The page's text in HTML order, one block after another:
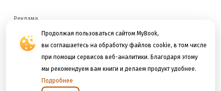
Продолжая пользоваться сайтом MyBook,
вы соглашаетесь на обработку файлов cookie, в том числе
при помощи сервисов веб-аналитики. Благодаря этому
мы рекомендуем вам книги и делаем продукт удобнее.
Подробнее
Реклама
reklama@litres.ru
Мы принимаем к оплате